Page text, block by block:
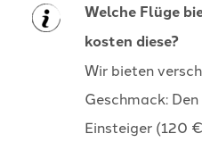
Welche Flüge
kosten diese?
Wir bieten
Geschmack: Den
Einsteiger (120